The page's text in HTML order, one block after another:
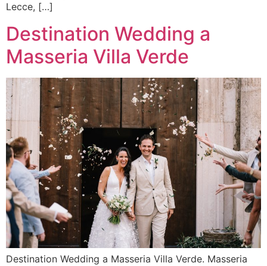
Lecce, […]
Destination Wedding a
Masseria Villa Verde
Destination Wedding a Masseria Villa Verde. Masseria